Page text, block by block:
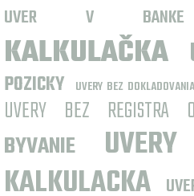
UVER V BANKE
KALKULAČKA
POZICKY
UVERY BEZ
UVERY BEZ REGISTRA
BYVANIE
KALKULACKA